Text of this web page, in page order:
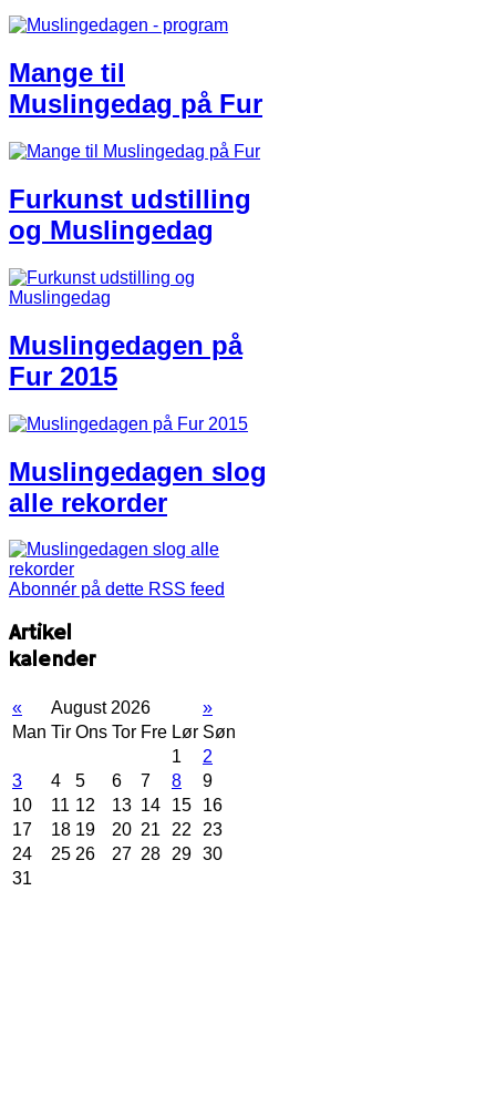
Mange til
Muslingedag på Fur
​Furkunst udstilling
og Muslingedag​
Muslingedagen på
Fur 2015
Muslingedagen slog
alle rekorder
Abonnér på dette RSS feed
Artikel
kalender
« August 2026
»
Man Tir Ons Tor Fre Lør Søn
1
2
3
4 5 6 7 8
9
10
11 12 13 14 15
16
17
18 19 20 21 22
23
24
25 26 27 28 29 30
31